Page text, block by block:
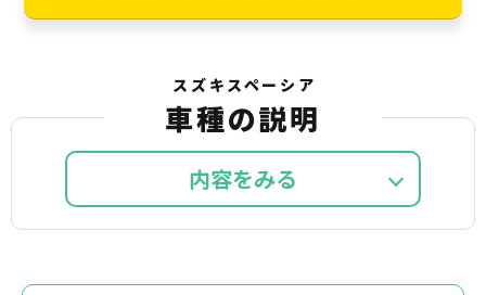
スズキスペーシア
車種の説明
内容を